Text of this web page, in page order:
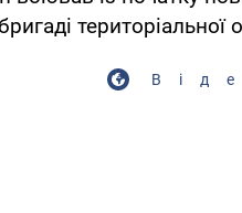
територіальної